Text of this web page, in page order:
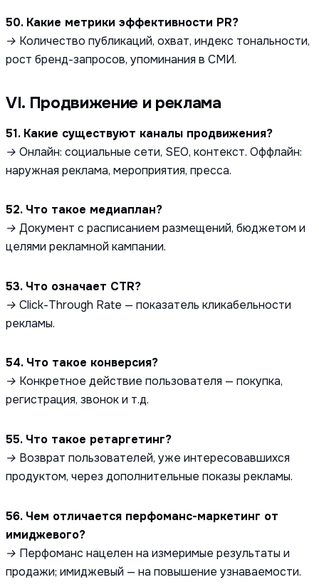
50. Какие метрики эффективности PR?
→ Количество публикаций, охват, индекс тональности,
рост бренд-запросов, упоминания в СМИ.
VI. Продвижение и реклама
51. Какие существуют каналы продвижения?
→ Онлайн: социальные сети, SEO, контекст. Оффлайн:
наружная реклама, мероприятия, пресса.
52. Что такое медиаплан?
→ Документ с расписанием размещений, бюджетом и
целями рекламной кампании.
53. Что означает CTR?
→ Click-Through Rate — показатель кликабельности
рекламы.
54. Что такое конверсия?
→ Конкретное действие пользователя — покупка,
регистрация, звонок и т.д.
55. Что такое ретаргетинг?
→ Возврат пользователей, уже интересовавшихся
продуктом, через дополнительные показы рекламы.
56. Чем отличается перфоманс-маркетинг от
имиджевого?
→ Перфоманс нацелен на измеримые результаты и
продажи; имиджевый — на повышение узнаваемости.